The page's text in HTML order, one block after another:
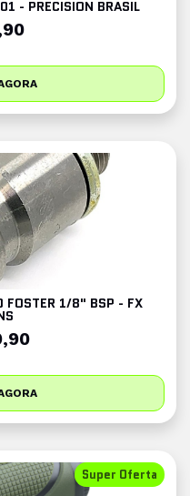
- PRECISION BRASIL
FOSTER 1/8" BSP - FX
Super Oferta